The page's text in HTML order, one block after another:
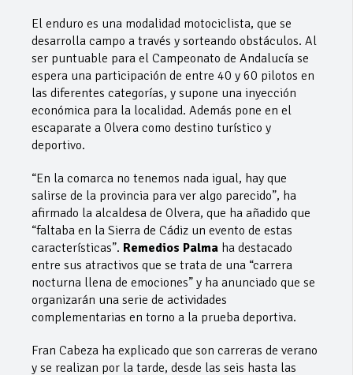
El enduro es una modalidad motociclista, que se
desarrolla campo a través y sorteando obstáculos. Al
ser puntuable para el Campeonato de Andalucía se
espera una participación de entre 40 y 60 pilotos en
las diferentes categorías, y supone una inyección
económica para la localidad. Además pone en el
escaparate a Olvera como destino turístico y
deportivo.
“En la comarca no tenemos nada igual, hay que
salirse de la provincia para ver algo parecido”, ha
afirmado la alcaldesa de Olvera, que ha añadido que
“faltaba en la Sierra de Cádiz un evento de estas
características”. Remedios Palma ha destacado
entre sus atractivos que se trata de una “carrera
nocturna llena de emociones” y ha anunciado que se
organizarán una serie de actividades
complementarias en torno a la prueba deportiva.
Fran Cabeza ha explicado que son carreras de verano
y se realizan por la tarde, desde las seis hasta las